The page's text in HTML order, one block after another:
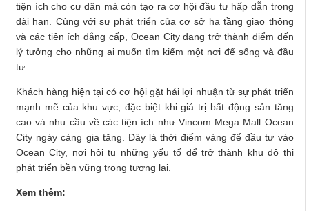
tiện ích cho cư dân mà còn tạo ra cơ hội đầu tư hấp dẫn trong
dài hạn. Cùng với sự phát triển của cơ sở hạ tầng giao thông
và các tiện ích đẳng cấp, Ocean City đang trở thành điểm đến
lý tưởng cho những ai muốn tìm kiếm một nơi để sống và đầu
tư.
Khách hàng hiện tại có cơ hội gặt hái lợi nhuận từ sự phát triển
mạnh mẽ của khu vực, đặc biệt khi giá trị bất động sản tăng
cao và nhu cầu về các tiện ích như Vincom Mega Mall Ocean
City ngày càng gia tăng. Đây là thời điểm vàng để đầu tư vào
Ocean City, nơi hội tụ những yếu tố để trở thành khu đô thị
phát triển bền vững trong tương lai.
Xem thêm: